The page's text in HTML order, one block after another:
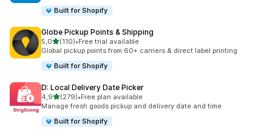
Built for Shopify
Globe Pickup Points & Shipping
5,0de 5 estrelas
(110)
110 total de avaliações
•Free trial available
Global pickup points from 60+ carriers & direct label printing
Built for Shopify
D: Local Delivery Date Picker
4,9de 5 estrelas
(279)
279 total de avaliações
•Free plan available
Manage fresh goods pickup and delivery date and time
Built for Shopify